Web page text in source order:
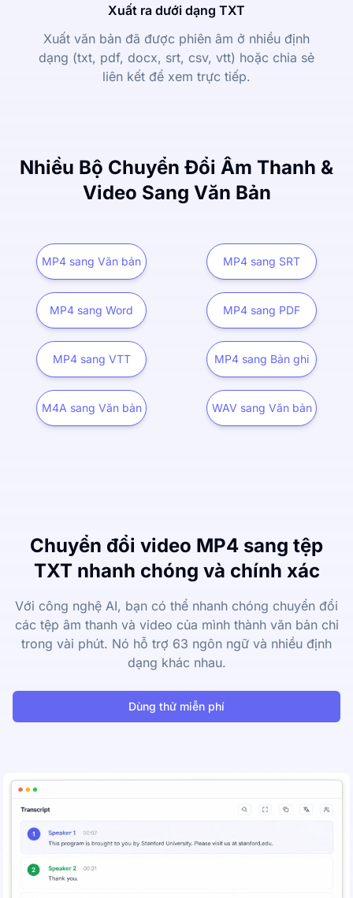
Xuất ra dưới dạng TXT
Xuất văn bản đã được phiên âm ở nhiều định
dạng (txt, pdf, docx, srt, csv, vtt) hoặc chia sẻ
liên kết để xem trực tiếp.
Nhiều Bộ Chuyển Đổi Âm Thanh &
Video Sang Văn Bản
MP4 sang Văn bản MP4 sang SRT
MP4 sang Word MP4 sang PDF
MP4 sang VTT MP4 sang Bản ghi
M4A sang Văn bản WAV sang Văn bản
Chuyển đổi video MP4 sang tệp
TXT nhanh chóng và chính xác
Với công nghệ AI, bạn có thể nhanh chóng chuyển đổi
các tệp âm thanh và video của mình thành văn bản chỉ
trong vài phút. Nó hỗ trợ 63 ngôn ngữ và nhiều định
dạng khác nhau.
Dùng thử miễn phí